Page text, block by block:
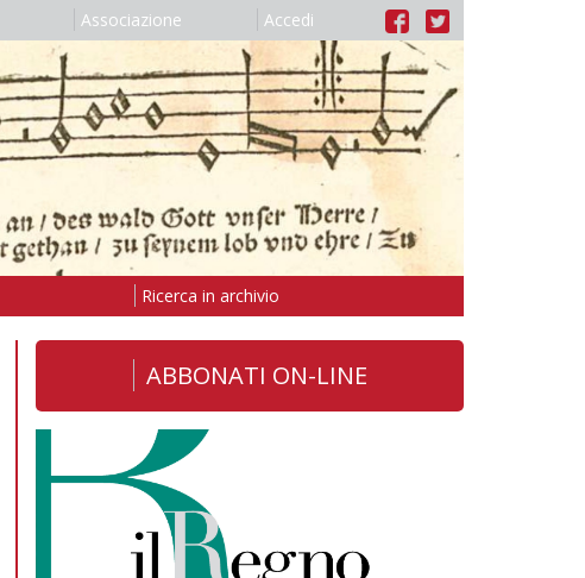
Associazione Accedi
Ricerca in archivio
ABBONATI ON-LINE